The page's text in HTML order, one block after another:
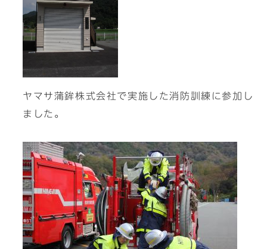
ヤマサ蒲鉾株式会社で実施した消防訓練に参加し
ました。